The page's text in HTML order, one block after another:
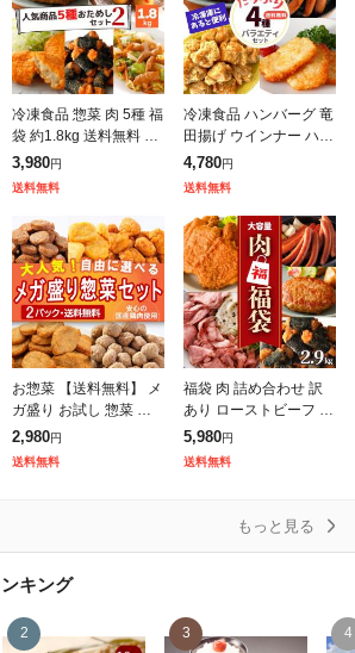
冷凍食品 惣菜 肉 5種 福
袋 約1.8kg 送料無料 ハ
ンバーグ のり巻きチキ
ン 唐揚げ 竜田揚げ ア
ケ
3,980円
送料無料
冷凍食品 ハンバーグ 竜
田揚げ ウインナー ハッ
シュポテト 4種 福袋 唐
揚げ 肉 詰め合わせ セ
大容量
4,780円
送料無料
お惣菜 【送料無料】 メ
ガ盛り お試し 惣菜 選
べる 2Pセット まとめ
買い 大量 冷凍惣菜 業
2,980円
送料無料
福袋 肉 詰め合わせ 訳
あり ローストビーフ 切
落し フライドチキン ハ
ンバーグ ウインナー ソ
5,980円
送料無料
もっと見る
キング
2 3 4